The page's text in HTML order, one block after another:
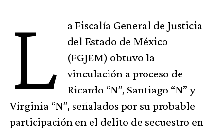
L
a Fiscalía General de Justicia
del Estado de México
(FGJEM) obtuvo la
vinculación a proceso de
Ricardo “N”, Santiago “N” y
Virginia “N”, señalados por su probable
participación en el delito de secuestro en